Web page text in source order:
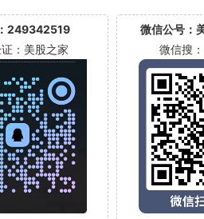
249342519
：美股之家
微信公号：
微信搜